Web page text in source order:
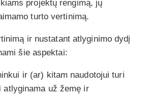
projektų rengimą, jų
turto vertinimą.
ir nustatant atlyginimo dydį
šie aspektai:
ir (ar) kitam naudotojui turi
atlyginama už žemę ir